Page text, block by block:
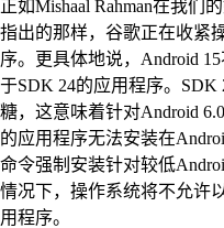
正如Mishaal Rahman在我们
指出的那样，谷歌正在收紧
序。更具体地说，Android
于SDK 24的应用程序。SDK
糖，这意味着针对Android
的应用程序无法安装在
命令强制安装针对较低
情况下，操作系统将不允许
用程序。